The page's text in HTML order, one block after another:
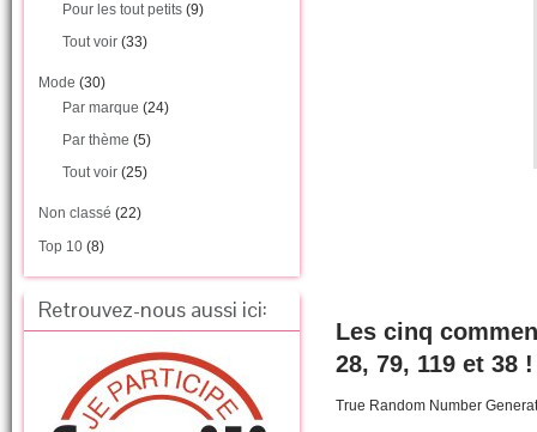
Pour les tout petits (9)
Tout voir (33)
Mode (30)
Par marque (24)
Par thème (5)
Tout voir (25)
Non classé (22)
Top 10 (8)
Retrouvez-nous aussi ici:
Les cinq
28, 79, 119 et 38 !
True Random Number